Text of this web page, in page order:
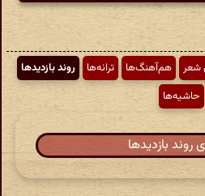
هم‌آهنگ‌ها ترانه‌ها
روند بازدیدها
حاشیه‌ها
روند بازدیدها